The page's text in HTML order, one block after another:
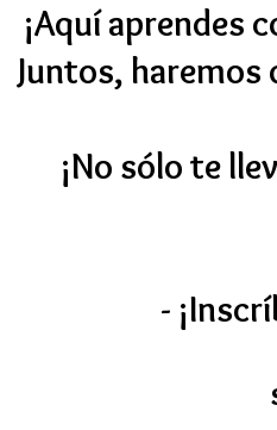
¡Aquí aprendes
Juntos, haremos
¡No sólo te
-